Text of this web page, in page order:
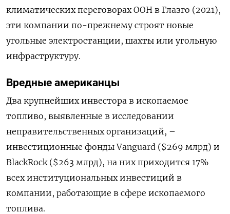
климатических переговорах ООН в Глазго (2021),
эти компании по-прежнему строят новые
угольные электростанции, шахты или угольную
инфраструктуру.
Вредные американцы
Два крупнейших инвестора в ископаемое
топливо, выявленные в исследовании
неправительственных организаций, –
инвестиционные фонды Vanguard ($269 млрд) и
BlackRock ($263 млрд), на них приходится 17%
всех институциональных инвестиций в
компании, работающие в сфере ископаемого
топлива.